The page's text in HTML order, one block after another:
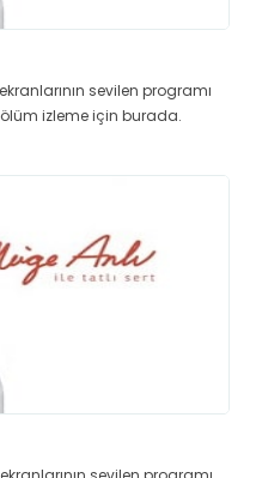
sevilen programı
izleme için burada.